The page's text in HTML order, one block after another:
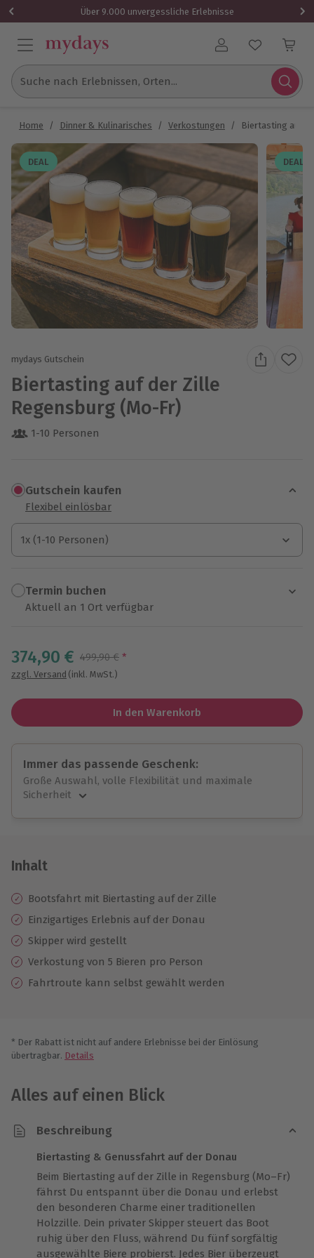
Über 9.000 unvergessliche Erlebnisse
Benutzerkonto
Suche nach Erlebnissen, Orten...
Home / Dinner & Kulinarisches / Verkostungen / Biertasting auf
DEAL DEAL
mydays Gutschein
Biertasting auf der Zille
Regensburg (Mo-Fr)
1-10 Personen
Gutschein kaufen
Flexibel einlösbar
1x (1-10 Personen)
1x (1-10 Personen)
1x (1-10 Personen)
Termin buchen
Aktuell an 1 Ort verfügbar
374,90 € Streichpreis
499,90 € *
zzgl. Versand (inkl. MwSt.)
In den Warenkorb
Immer das passende Geschenk:
Große Auswahl, volle Flexibilität und maximale
Sicherheit
Jeder Gutschein für alle Erlebnisse einlösbar.
10 Jahre gültig & verlängerbar.
Inhalt
Bootsfahrt mit Biertasting auf der Zille
Einzigartiges Erlebnis auf der Donau
Skipper wird gestellt
Verkostung von 5 Bieren pro Person
Fahrtroute kann selbst gewählt werden
* Der Rabatt ist nicht auf andere Erlebnisse bei der Einlösung
übertragbar. Details
Alles auf einen Blick
Beschreibung
Biertasting & Genussfahrt auf der Donau
Beim Biertasting auf der Zille in Regensburg (Mo–Fr)
fährst Du entspannt über die Donau und erlebst
den besonderen Charme einer traditionellen
Holzzille. Dein privater Skipper steuert das Boot
ruhig über den Fluss, während Du fünf sorgfältig
ausgewählte Biere probierst. Jedes Bier überzeugt